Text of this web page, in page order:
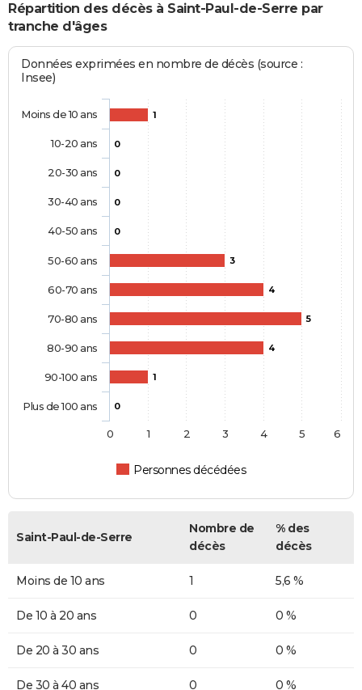
Répartition des décès à Saint-Paul-de-Serre par
tranche d'âges
Données exprimées en nombre de décès (source :
Insee)
1
0
0
0
0
3
4
5
4
1
0
Personnes décédées
Moins de 10 ans
10-20 ans
20-30 ans
30-40 ans
40-50 ans
50-60 ans
60-70 ans
70-80 ans
80-90 ans
90-100 ans
Plus de 100 ans
0 1 2 3 4 5 6
Saint-Paul-de-Serre
Nombre de
décès
% des
décès
Moins de 10 ans 1 5,6 %
De 10 à 20 ans 0 0 %
De 20 à 30 ans 0 0 %
De 30 à 40 ans 0 0 %